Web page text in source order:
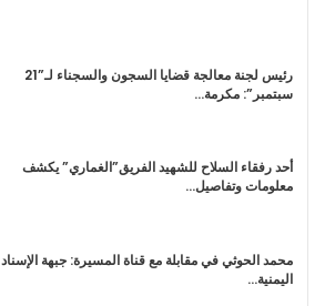
رئيس لجنة معالجة قضايا السجون والسجناء لـ”21
سبتمبر”: مكرمة…
أحد رفقاء السلاح للشهيد الفريق”الغماري” يكشف
معلومات وتفاصيل…
محمد الحوثي في مقابلة مع قناة المسيرة: جبهة الإسناد
اليمنية…